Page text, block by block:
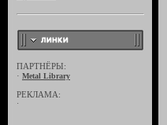
ПАРТНЁРЫ:
· Metal Library
РЕКЛАМА:
·